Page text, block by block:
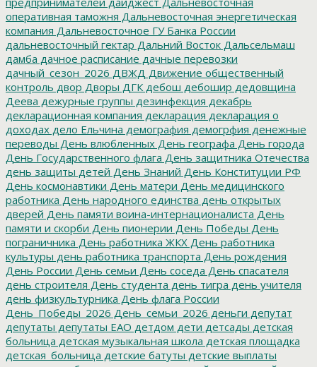
оперативная таможня Дальневосточная энергетическая
компания Дальневосточное ГУ Банка России
дальневосточный гектар Дальний Восток Дальсельмаш
дамба дачное расписание дачные перевозки
дачный_сезон_2026 ДВЖД Движение общественный
контроль двор Дворы ДГК дебош дебошир дедовщина
Деева дежурные группы дезинфекция декабрь
декларационная компания декларация декларация о
доходах дело Ельчина демография демогрфия денежные
переводы День влюбленных День географа День города
День Государственного флага День защитника Отечества
день защиты детей День Знаний День Конституции РФ
День космонавтики День матери День медицинского
работника День народного единства день открытых
дверей День памяти воина-интернационалиста День
памяти и скорби День пионерии День Победы День
пограничника День работника ЖКХ День работника
культуры день работника транспорта День рождения
День России День семьи День соседа День спасателя
день строителя День студента день тигра день учителя
день физкультурника День флага России
День_Победы_2026 День_семьи_2026 деньги депутат
депутаты депутаты ЕАО детдом дети детсады детская
больница детская музыкальная школа детская площадка
детская_больница детские батуты детские выплаты